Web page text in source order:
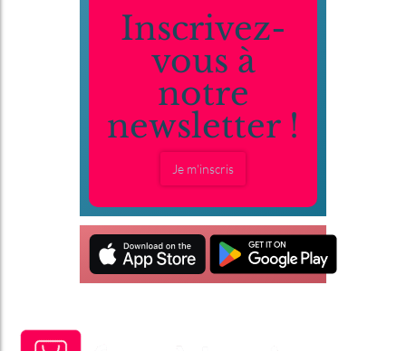
Inscrivez-
vous à
notre
newsletter !
Je m'inscris